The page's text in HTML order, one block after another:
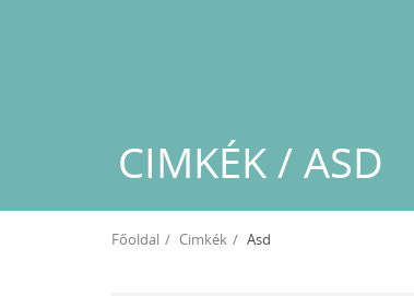
CIMKÉK / ASD
Főoldal Cimkék Asd